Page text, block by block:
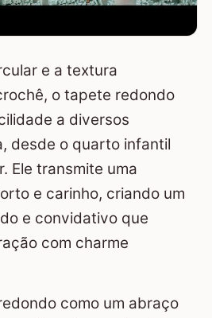
e a textura
o tapete redondo
a diversos
desde o quarto infantil
Ele transmite uma
e carinho, criando um
e convidativo que
com charme
como um abraço